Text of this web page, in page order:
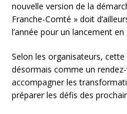
nouvelle version de la
Franche-Comté » doit
l’année pour un lancement en
Selon les organisateurs,
désormais comme un
accompagner les
préparer les défis des